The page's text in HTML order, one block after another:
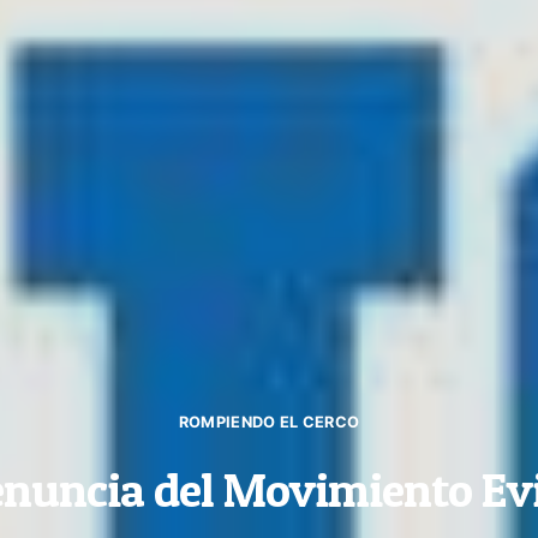
ROMPIENDO EL CERCO
del Movimiento